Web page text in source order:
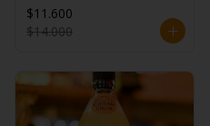
$11.600
$14.000